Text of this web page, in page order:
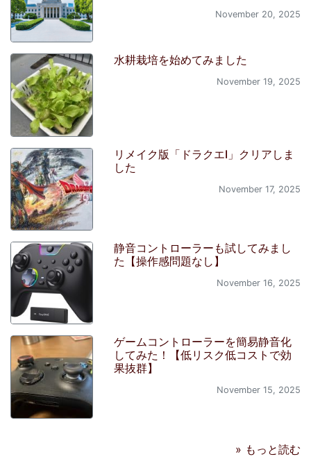
November 20, 2025
水耕栽培を始めてみました
November 19, 2025
リメイク版「ドラクエI」クリアしま
した
November 17, 2025
静音コントローラーも試してみまし
た【操作感問題なし】
November 16, 2025
ゲームコントローラーを簡易静音化
してみた！【低リスク低コストで効
果抜群】
November 15, 2025
» もっと読む